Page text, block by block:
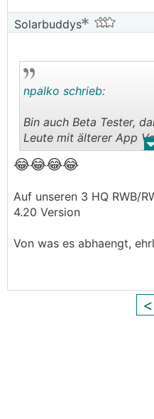
Solarbuddys
.
npalko schrieb:
Bin auch Beta Tester,
Leute mit älterer App
Vielleicht muss der
😂😂😂😂
Auf unseren 3 HQ RWB/
4.20 Version
Von was es abhaengt,
<